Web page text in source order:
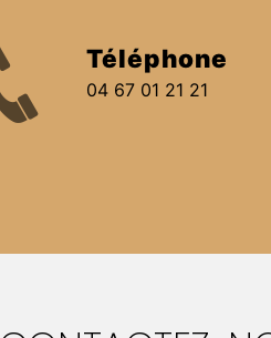
Téléphone
04 67 01 21 21